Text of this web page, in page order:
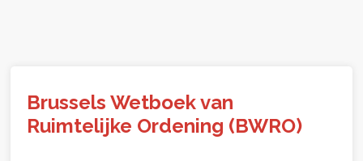
Brussels Wetboek van
Ruimtelijke Ordening (BWRO)